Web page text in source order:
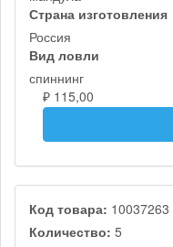
Страна изготовления
Россия
Вид ловли
спиннинг
₽ 115,00
Код товара: 10037263
Количество: 5